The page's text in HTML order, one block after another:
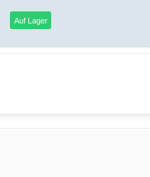
Auf Lager